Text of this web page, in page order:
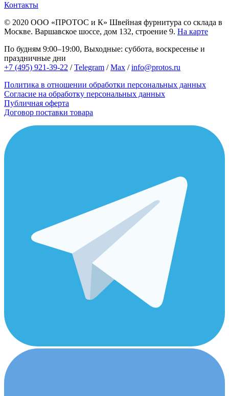
Контакты
© 2020 ООО «ПРОТОС и К» Швейная фурнитура со склада в
Москве. Варшавское шоссе, дом 132, строение 9. На карте
По будням 9:00–19:00, Выходные: суббота, воскресенье и
праздничные дни
+7 (495) 921-39-22 /Telegram /Max /info@protos.ru
Политика в отношении обработки персональных данных
Согласие на обработку персональных данных
Публичная оферта
Договор поставки товара